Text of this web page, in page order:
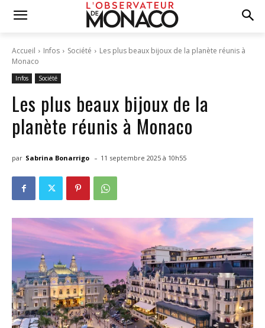
Accueil Infos Société
Les plus beaux bijoux de la planète réunis à
Monaco
Infos Société
Les plus beaux bijoux de la
planète réunis à Monaco
par Sabrina Bonarrigo - 11 septembre 2025 à 10h55